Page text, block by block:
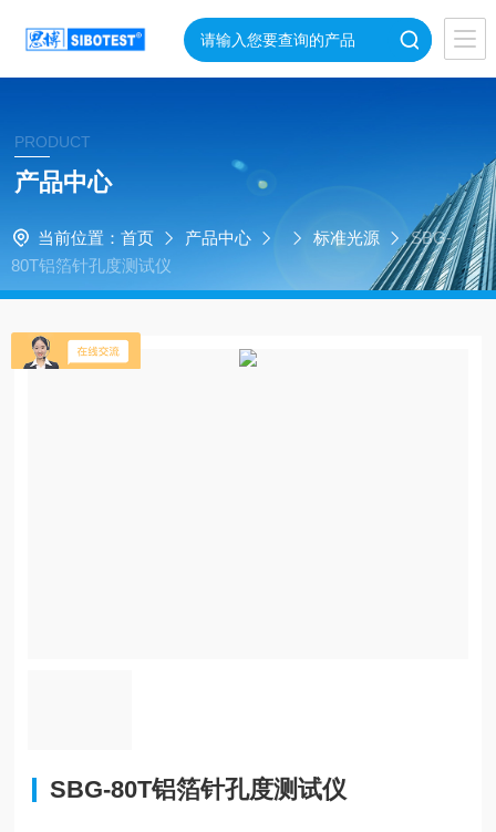
PRODUCT
产品中心
当前位置： 首页 产品中心 标准光源
SBG-
80T铝箔针孔度测试仪
SBG-80T铝箔针孔度测试仪